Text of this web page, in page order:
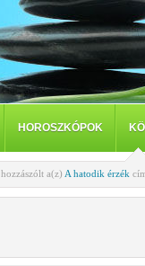
HOROSZKÓPOK
hozzászólt a(z) A hatodik érzék